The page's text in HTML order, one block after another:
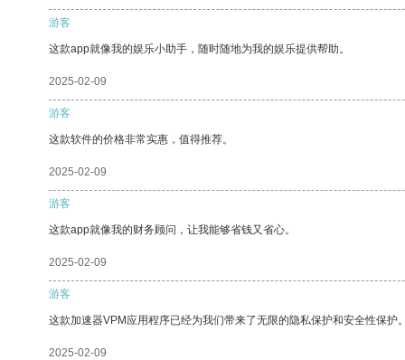
游客
这款app就像我的娱乐小助手，随时随地为我的娱乐提供帮助。
2025-02-09
游客
这款软件的价格非常实惠，值得推荐。
2025-02-09
游客
这款app就像我的财务顾问，让我能够省钱又省心。
2025-02-09
游客
这款加速器VPM应用程序已经为我们带来了无限的隐私保护和安全性保护
2025-02-09